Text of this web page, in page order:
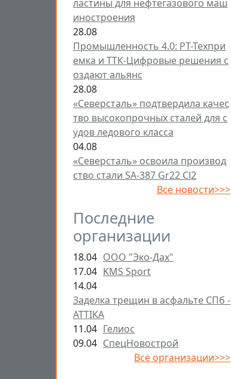
ластины для нефтегазового маш
иностроения
28.08
Промышленность 4.0: РТ-Техпри
емка и ТТК-Цифровые решения с
оздают альянс
28.08
«Северсталь» подтвердила качес
тво высокопрочных сталей для с
удов ледового класса
04.08
«Северсталь» освоила производ
ство стали SA-387 Gr22 Cl2
Все новости>>>
Последние
организации
18.04 ООО "Эко-Дах"
17.04 KMS Sport
14.04
Заделка трещин в асфальте СПб -
ATTIKA
11.04 Гелиос
09.04 СпецНовострой
Все организации>>>